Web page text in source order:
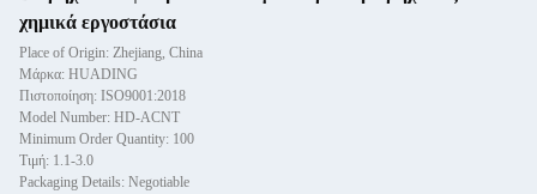
χημικά εργοστάσια
Place of Origin: Zhejiang, China
Μάρκα: HUADING
Πιστοποίηση: ISO9001:2018
Model Number: HD-ACNT
Minimum Order Quantity: 100
Τιμή: 1.1-3.0
Packaging Details: Negotiable